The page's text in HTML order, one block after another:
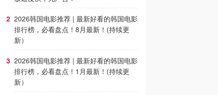
2026韩国电影推荐 | 最新好看的韩国电影
排行榜，必看盘点！8月最新！(持续更
新）
2026韩国电影推荐 | 最新好看的韩国电影
排行榜，必看盘点！1月最新！(持续更
新）